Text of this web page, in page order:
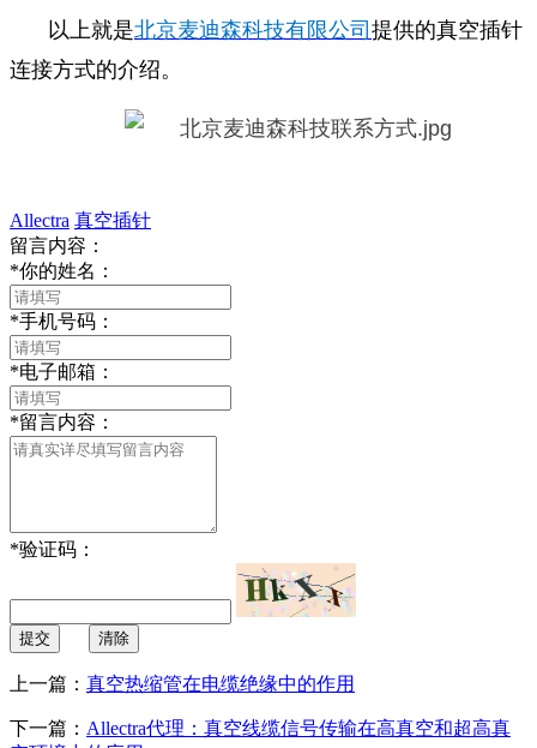
以上就是北京麦迪森科技有限公司 提供的真空插针
连接方式的介绍。
Allectra 真空插针
留言内容：
*你的姓名：
*手机号码：
*电子邮箱：
*留言内容：
*验证码：
提交 清除
上一篇： 真空热缩管在电缆绝缘中的作用
下一篇： Allectra代理：真空线缆信号传输在高真空和超高真